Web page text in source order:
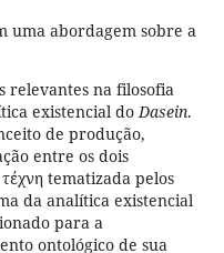
uma abordagem sobre a
relevantes na filosofia
existencial doDasein.
de produção,
entre os dois
tematizada pelos
da analítica existencial
para a
ontológico de sua